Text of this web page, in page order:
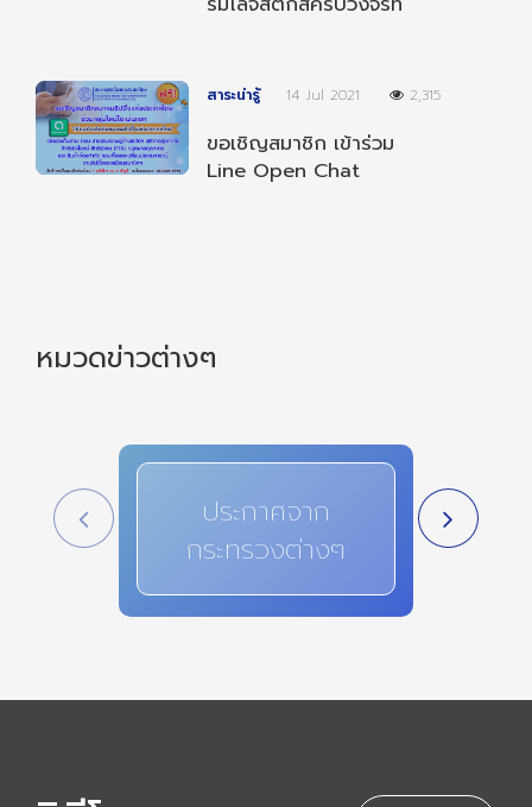
สาระน่ารู้ 14 Jul 2021 2,315
ขอเชิญสมาชิก เข้าร่วม
Line Open Chat
หมวดข่าวต่างๆ
ประกาศจาก
กระทรวงต่างๆ